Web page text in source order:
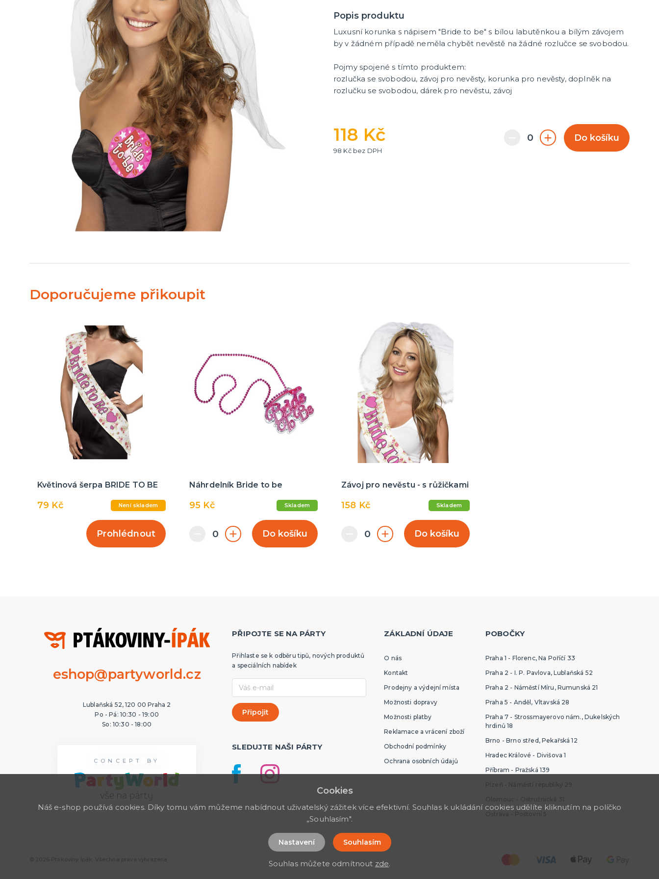
Popis produktu
Luxusní korunka s nápisem "Bride to be" s bílou labutěnkou a bílým závojem
by v žádném případě neměla chybět nevěstě na žádné rozlučce se svobodou.
Pojmy spojené s tímto produktem:
rozlučka se svobodou, závoj pro nevěsty, korunka pro nevěsty, doplněk na
rozlučku se svobodou, dárek pro nevěstu, závoj
118 Kč
98 Kč bez DPH
Do košíku
Doporučujeme přikoupit
Květinová šerpa BRIDE TO BE
79 Kč Není skladem
Prohlédnout
Náhrdelník Bride to be
95 Kč Skladem
Do košíku
Závoj pro nevěstu - s růžičkami
158 Kč Skladem
Do košíku
eshop@partyworld.cz
Lublaňská 52, 120 00 Praha 2
Po - Pá: 10:30 - 19:00
So: 10:30 - 18:00
CONCEPT BY
PŘIPOJTE SE NA PÁRTY
Přihlaste se k odběru tipů, nových produktů
a speciálních nabídek
SLEDUJTE NAŠI PÁRTY
ZÁKLADNÍ ÚDAJE
O nás
Kontakt
Prodejny a výdejní místa
Možnosti dopravy
Možnosti platby
Reklamace a vrácení zboží
Obchodní podmínky
Ochrana osobních údajů
POBOČKY
Praha 1 - Florenc, Na Poříčí 33
Praha 2 - I. P. Pavlova, Lublaňská 52
Praha 2 - Náměstí Míru, Rumunská 21
Praha 5 - Anděl, Vltavská 28
Praha 7 - Strossmayerovo nám., Dukelských
hrdinů 18
Brno - Brno střed, Pekařská 12
Hradec Králové - Divišova 1
Příbram - Pražská 139
Plzeň - Náměstí republiky 29
Olomouc - Ostružnická 31
Ostrava - Poštovní 5
© 2026 Ptákoviny Ípák. Všechna práva vyhrazena.
Cookies
Náš e-shop používá cookies. Díky tomu vám můžeme nabídnout uživatelský zážitek více efektivní. Souhlas k ukládání cookies udělíte kliknutím na políčko
„Souhlasím".
Nastavení Souhlasím
Souhlas můžete odmítnout zde.